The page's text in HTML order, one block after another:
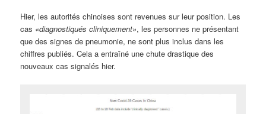
Hier, les autorités chinoises sont revenues sur leur position. Les
cas «diagnostiqués cliniquement», les personnes ne présentant
que des signes de pneumonie, ne sont plus inclus dans les
chiffres publiés. Cela a entraîné une chute drastique des
nouveaux cas signalés hier.